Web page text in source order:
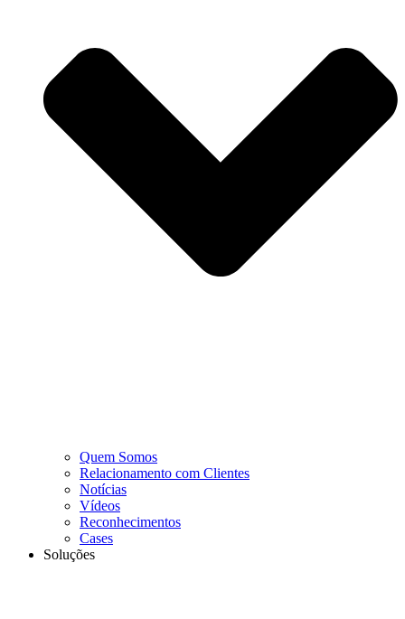
Quem Somos
Relacionamento com Clientes
Notícias
Vídeos
Reconhecimentos
Cases
Soluções